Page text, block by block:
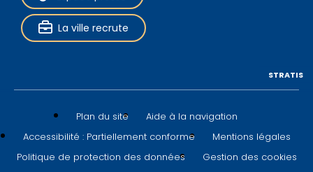
La ville recrute
Plan du site
Aide à la navigation
Accessibilité : Partiellement conforme
Mentions légales
Politique de protection des données
Gestion des cookies
STRATIS